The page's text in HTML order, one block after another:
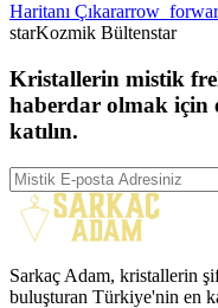
Haritanı Çıkar
starKozmik Bültenstar
Kristallerin mistik
haberdar olmak için
katılın.
Sarkaç Adam, kristallerin
buluşturan Türkiye'nin en